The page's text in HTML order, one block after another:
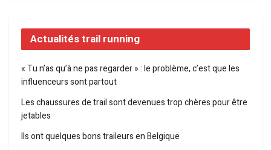
Actualités trail running
« Tu n’as qu’à ne pas regarder » : le problème, c’est que les
influenceurs sont partout
Les chaussures de trail sont devenues trop chères pour être
jetables
Ils ont quelques bons traileurs en Belgique